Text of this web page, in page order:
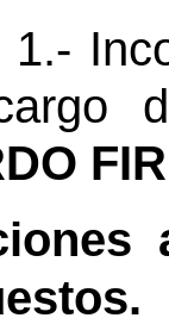
1.-